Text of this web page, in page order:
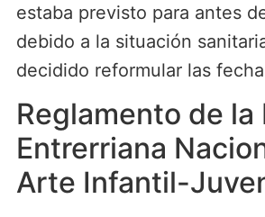
estaba previsto para antes
debido a la situación
decidido reformular las
Reglamento de la
Entrerriana
Arte Infantil-